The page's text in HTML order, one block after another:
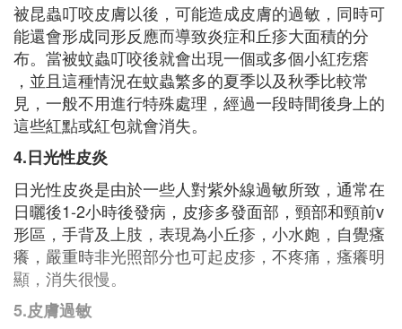
被昆蟲叮咬皮膚以後，可能造成皮膚的過敏，同時可
能還會形成同形反應而導致炎症和丘疹大面積的分
布。當被蚊蟲叮咬後就會出現一個或多個小紅疙瘩
，並且這種情況在蚊蟲繁多的夏季以及秋季比較常
見，一般不用進行特殊處理，經過一段時間後身上的
這些紅點或紅包就會消失。
4.日光性皮炎
日光性皮炎是由於一些人對紫外線過敏所致，通常在
日曬後1-2小時後發病，皮疹多發面部，頸部和頸前v
形區，手背及上肢，表現為小丘疹，小水皰，自覺瘙
癢，嚴重時非光照部分也可起皮疹，不疼痛，瘙癢明
顯，消失很慢。
5.皮膚過敏